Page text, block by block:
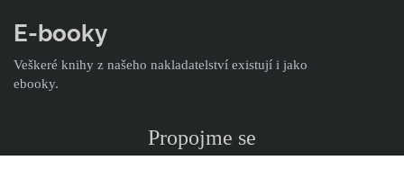
E-booky
Veškeré knihy z našeho nakladatelství existují i jako
ebooky.
Propojme se